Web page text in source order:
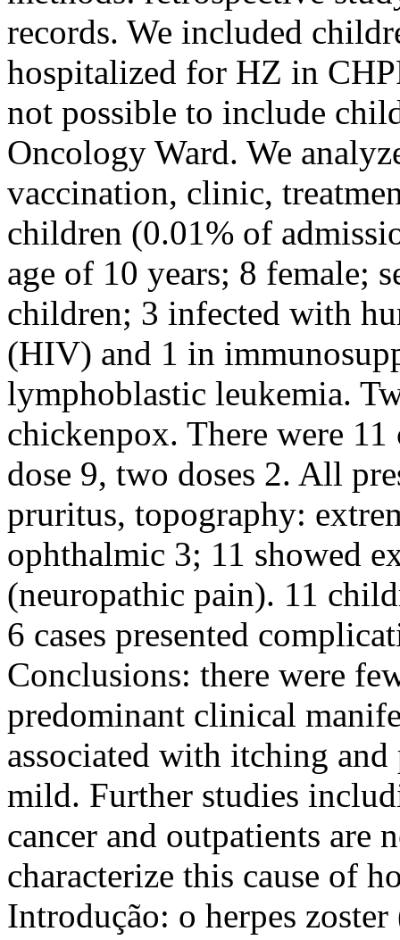
records. We included
hospitalized for HZ in
not possible to include
Oncology Ward. We
vaccination, clinic,
children (0.01% of
age of 10 years; 8 female;
children; 3 infected with
(HIV) and 1 in
lymphoblastic leukemia.
chickenpox. There were
dose 9, two doses 2. All
pruritus, topography:
ophthalmic 3; 11 showed
(neuropathic pain). 11
6 cases presented
Conclusions: there were
predominant clinical
associated with itching
mild. Further studies
cancer and outpatients are
characterize this cause of
Introdução: o herpes